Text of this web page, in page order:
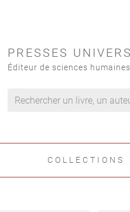
PRESSES
Éditeur de sciences
COLLECTIONS